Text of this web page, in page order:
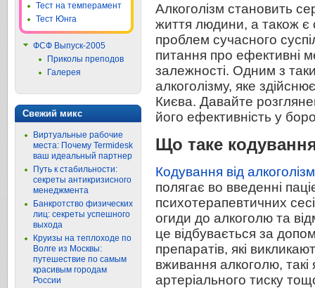
Алкоголізм становить
життя людини, а також є
проблем сучасного
питання про ефективні
залежності. Одним з
алкоголізму, яке
Києва. Давайте
його ефективність у
Що таке
Кодування від
полягає во введенні
психотерапевтичних
огиди до алкоголю та
це відбувається за
препаратів, які
вживання алкоголю,
артеріального тиску
Тест на темперамент
Тест Юнга
ФСФ Выпуск-2005
Приколы преподов
Галерея
Свежий микс
Виртуальные рабочие
места: Почему Termidesk
ваш идеальный партнер
Путь к стабильности:
секреты антикризисного
менеджмента
Банкротство физических
лиц: секреты успешного
выхода
Круизы на теплоходе по
Волге из Москвы:
путешествие по самым
красивым городам
России